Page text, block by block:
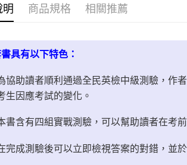
明 商品規格 相關推薦
具有以下特色：
助讀者順利通過全民英檢中級測驗，作
生因應考試的變化。
含有四組實戰測驗，可以幫助讀者在考
成測驗後可以立即檢視答案的對錯，並